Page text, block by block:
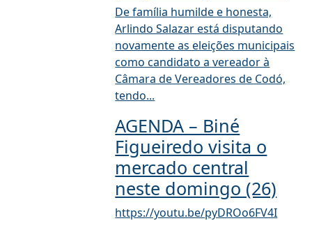
De família humilde e honesta,
Arlindo Salazar está disputando
novamente as eleições municipais
como candidato a vereador à
Câmara de Vereadores de Codó,
tendo...
AGENDA – Biné
Figueiredo visita o
mercado central
neste domingo (26)
https://youtu.be/pyDROo6FV4I